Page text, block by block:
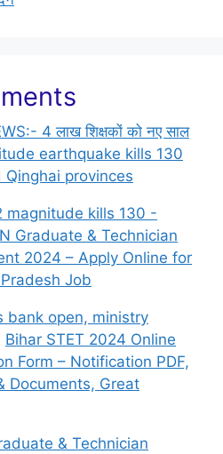
4 लाख शिक्षकों को नए साल
earthquake kills 130
Qinghai provinces
magnitude kills 130 -
Graduate & Technician
2024 – Apply Online for
Job
bank open, ministry
Bihar STET 2024 Online
Form – Notification PDF,
Documents, Great
& Technician